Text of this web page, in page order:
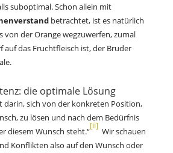
suboptimal. Schon allein mit
betrachtet, ist es natürlich
von der Orange wegzuwerfen, zumal
auf das Fruchtfleisch ist, der Bruder
die optimale Lösung
darin, sich von der konkreten Position,
zu lösen und nach dem Bedürfnis
diesem Wunsch steht.“
[ii]
Wir schauen
Konflikten also auf den Wunsch oder